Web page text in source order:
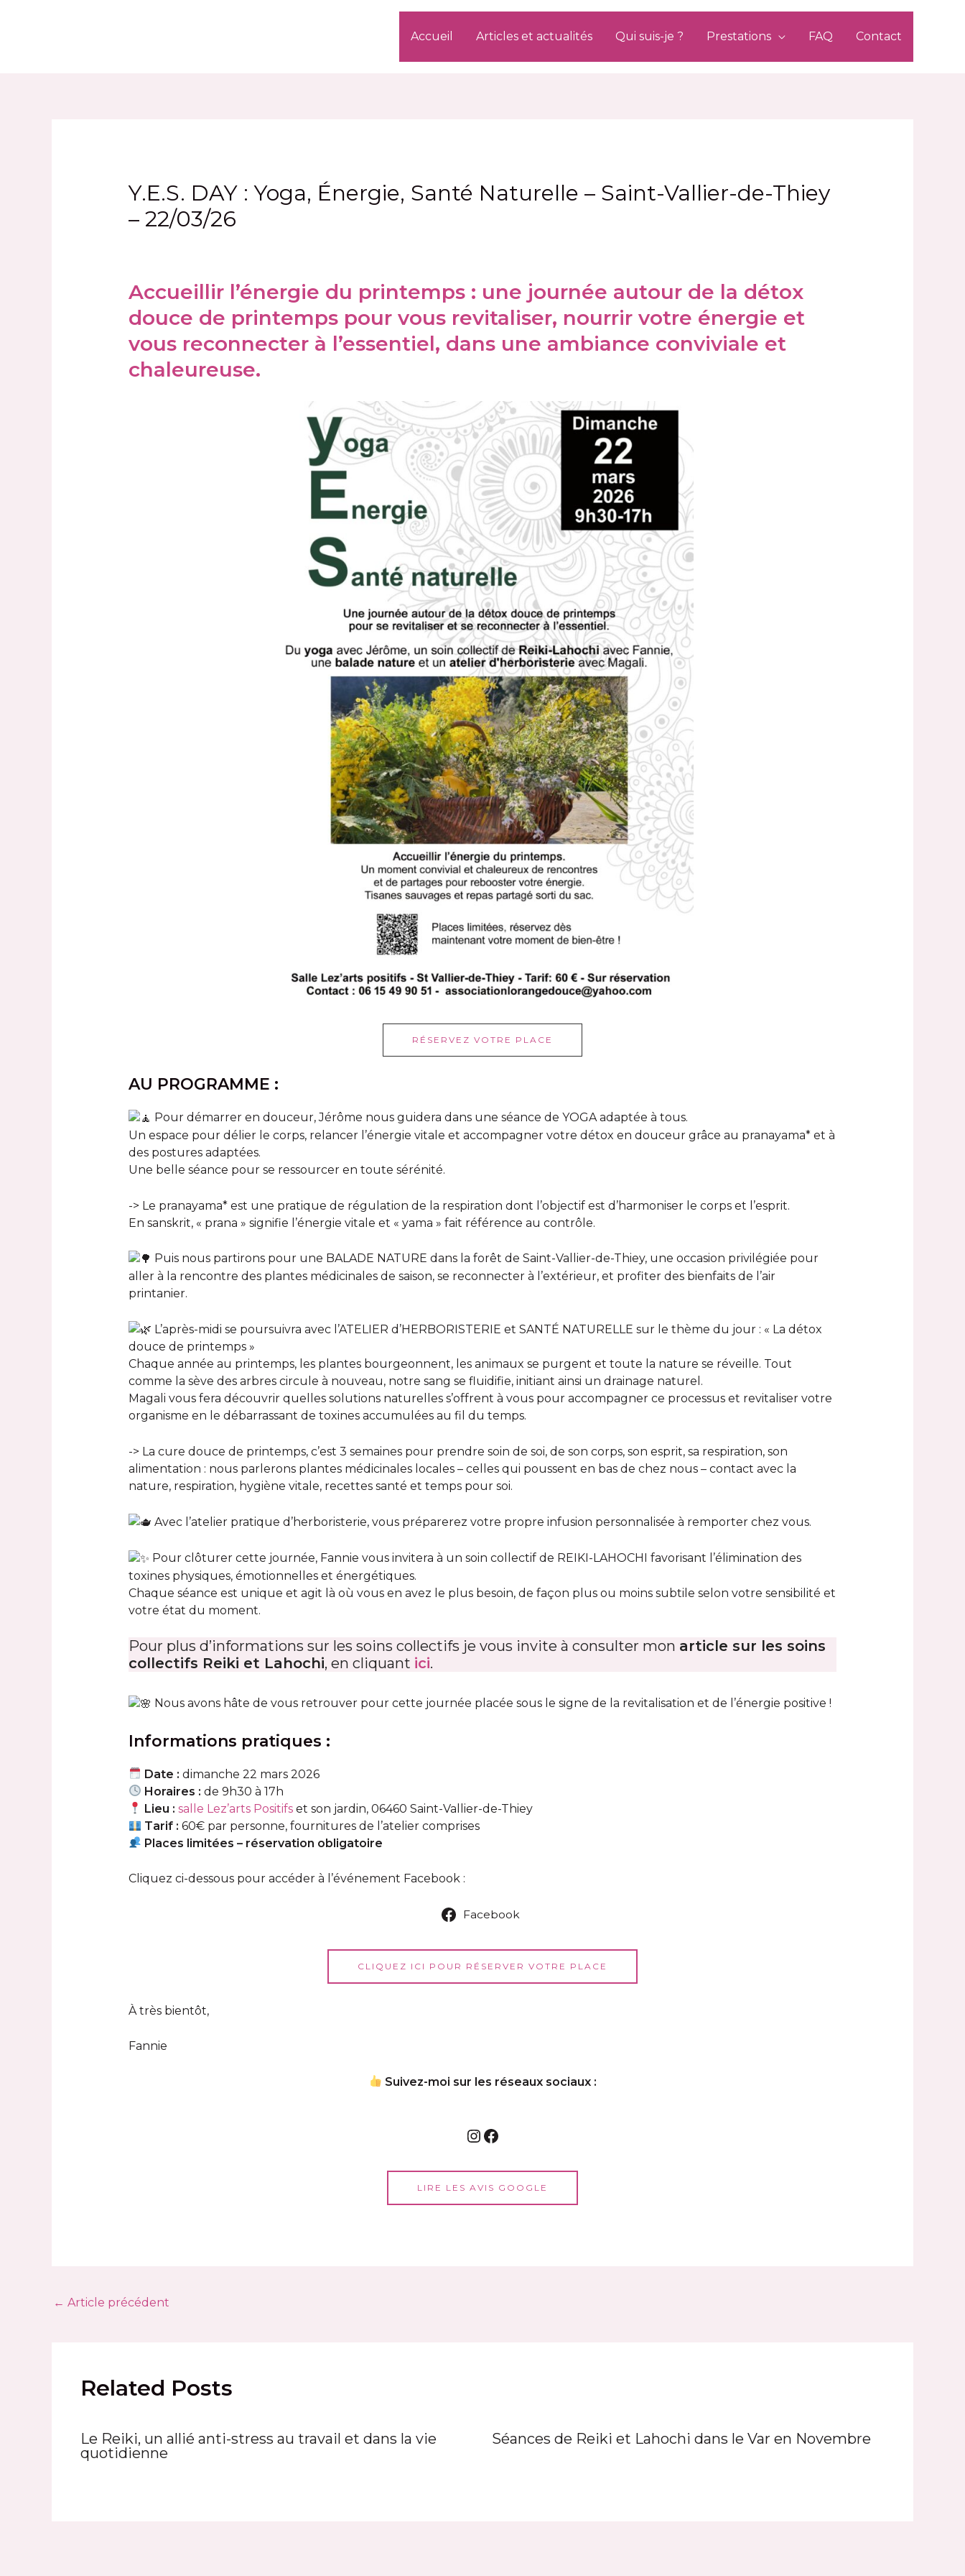
Accueil Articles et actualités Qui suis-je ? Prestations FAQ Contact
Y.E.S. DAY : Yoga, Énergie, Santé Naturelle – Saint-Vallier-de-Thiey
– 22/03/26
Accueillir l’énergie du printemps: une journée autour de la détox
douce de printemps pour vous revitaliser, nourrir votre énergie et
vous reconnecter à l’essentiel, dans une ambiance conviviale et
chaleureuse.
RÉSERVEZ VOTRE PLACE
AU PROGRAMME :
Pour démarrer en douceur, Jérôme nous guidera dans une séance de YOGA adaptée à tous.
Un espace pour délier le corps, relancer l’énergie vitale et accompagner votre détox en douceur grâce au pranayama* et à
des postures adaptées.
Une belle séance pour se ressourcer en toute sérénité.
-> Le pranayama* est une pratique de régulation de la respiration dont l’objectif est d’harmoniser le corps et l’esprit.
En sanskrit, « prana » signifie l’énergie vitale et « yama » fait référence au contrôle.
Puis nous partirons pour une BALADE NATURE dans la forêt de Saint-Vallier-de-Thiey, une occasion privilégiée pour
aller à la rencontre des plantes médicinales de saison, se reconnecter à l’extérieur, et profiter des bienfaits de l’air
printanier.
L’après-midi se poursuivra avec l’ATELIER d’HERBORISTERIE et SANTÉ NATURELLE sur le thème du jour : « La détox
douce de printemps »
Chaque année au printemps, les plantes bourgeonnent, les animaux se purgent et toute la nature se réveille. Tout
comme la sève des arbres circule à nouveau, notre sang se fluidifie, initiant ainsi un drainage naturel.
Magali vous fera découvrir quelles solutions naturelles s’offrent à vous pour accompagner ce processus et revitaliser votre
organisme en le débarrassant de toxines accumulées au fil du temps.
-> La cure douce de printemps, c’est 3 semaines pour prendre soin de soi, de son corps, son esprit, sa respiration, son
alimentation : nous parlerons plantes médicinales locales – celles qui poussent en bas de chez nous – contact avec la
nature, respiration, hygiène vitale, recettes santé et temps pour soi.
Avec l’atelier pratique d’herboristerie, vous préparerez votre propre infusion personnalisée à remporter chez vous.
Pour clôturer cette journée, Fannie vous invitera à un soin collectif de REIKI-LAHOCHI favorisant l’élimination des
toxines physiques, émotionnelles et énergétiques.
Chaque séance est unique et agit là où vous en avez le plus besoin, de façon plus ou moins subtile selon votre sensibilité et
votre état du moment.
Pour plus d’informations sur les soins collectifs je vous invite à consulter mon article sur les soins
collectifs Reiki et Lahochi, en cliquant ici.
Nous avons hâte de vous retrouver pour cette journée placée sous le signe de la revitalisation et de l’énergie positive !
Informations pratiques :
Date : dimanche 22 mars 2026
Horaires : de 9h30 à 17h
Lieu : salle Lez’arts Positifset son jardin, 06460 Saint-Vallier-de-Thiey
Tarif : 60€ par personne, fournitures de l’atelier comprises
Places limitées – réservation obligatoire
Cliquez ci-dessous pour accéder à l’événement Facebook :
Facebook
CLIQUEZ ICI POUR RÉSERVER VOTRE PLACE
À très bientôt,
Fannie
Suivez-moi sur les réseaux sociaux :
Instagram
Facebook
LIRE LES AVIS GOOGLE
Navigation
← Article précédent
Related Posts
Le Reiki, un allié anti-stress au travail et dans la vie
quotidienne
Séances de Reiki et Lahochi dans le Var en Novembre